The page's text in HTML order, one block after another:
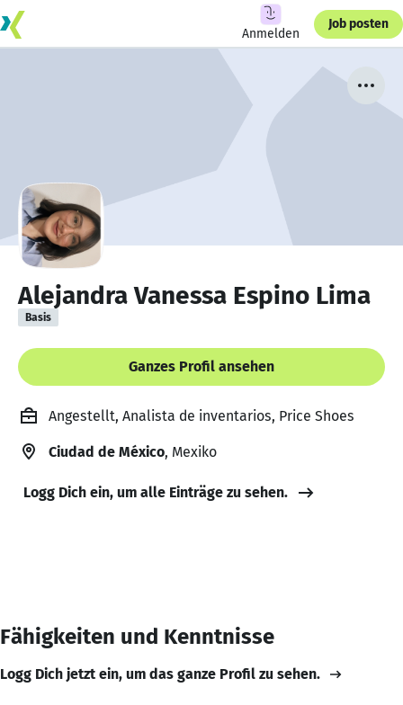
Anmelden
Job posten
Alejandra Vanessa Espino Lima
Basis
Ganzes Profil ansehen
Angestellt, Analista de inventarios, Price Shoes
Ciudad de México, Mexiko
Logg Dich ein, um alle Einträge zu sehen.
Fähigkeiten und Kenntnisse
Logg Dich jetzt ein, um das ganze Profil zu sehen.